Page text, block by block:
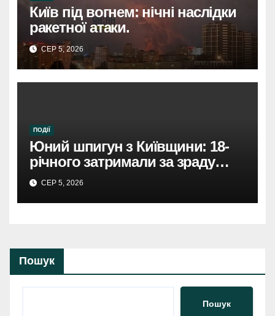
Київ під вогнем: нічні наслідки
ракетної атаки.
СЕР 5, 2026
ПОДІЇ
Юний шпигун з Київщини: 18-
річного затримали за зраду
Росії.
СЕР 5, 2026
Пошук
Пошук